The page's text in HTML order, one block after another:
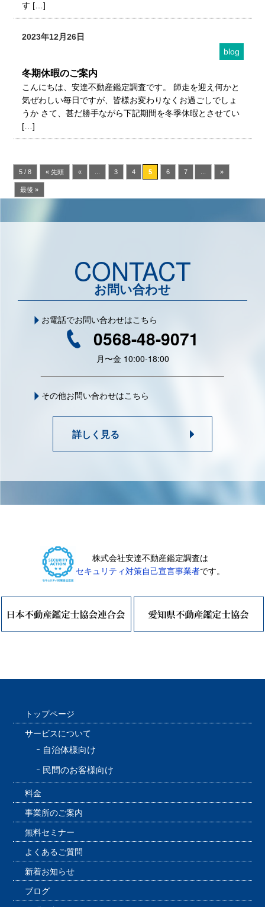
す […]
2023年12月26日
blog
冬期休暇のご案内
こんにちは、安達不動産鑑定調査です。 師走を迎え何かと
気ぜわしい毎日ですが、皆様お変わりなくお過ごしでしょ
うか さて、甚だ勝手ながら下記期間を冬季休暇とさせてい
[…]
5 / 8 « 先頭 « 3 4 5 6 7 »
最後 »
CONTACT
お問い合わせ
お電話でお問い合わせはこちら
0568-48-9071
月〜金 10:00-18:00
その他お問い合わせはこちら
詳しく見る
株式会社安達不動産鑑定調査は
セキュリティ対策自己宣言事業者です。
トップページ
サービスについて
自治体様向け
民間のお客様向け
料金
事業所のご案内
無料セミナー
よくあるご質問
新着お知らせ
ブログ